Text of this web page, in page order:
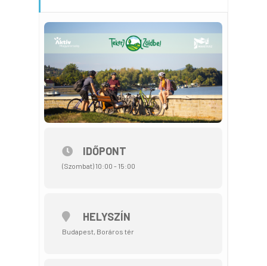
IDŐPONT
(Szombat) 10:00 - 15:00
HELYSZÍN
Budapest, Boráros tér